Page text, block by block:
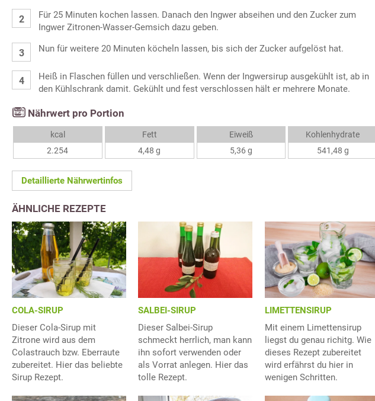
Für 25 Minuten kochen lassen. Danach den Ingwer abseihen und den Zucker zum
Ingwer Zitronen-Wasser-Gemsich dazu geben.
Nun für weitere 20 Minuten köcheln lassen, bis sich der Zucker aufgelöst hat.
Heiß in Flaschen füllen und verschließen. Wenn der Ingwersirup ausgekühlt ist, ab in
den Kühlschrank damit. Gekühlt und fest verschlossen hält er mehrere Monate.
Nährwert pro Portion
kcal
2.254
Fett
4,48 g
Eiweiß
5,36 g
Kohlenhydrate
541,48 g
Detaillierte Nährwertinfos
ÄHNLICHE REZEPTE
COLA-SIRUP
Dieser Cola-Sirup mit
Zitrone wird aus dem
Colastrauch bzw. Eberraute
zubereitet. Hier das beliebte
Sirup Rezept.
SALBEI-SIRUP
Dieser Salbei-Sirup
schmeckt herrlich, man kann
ihn sofort verwenden oder
als Vorrat anlegen. Hier das
tolle Rezept.
LIMETTENSIRUP
Mit einem Limettensirup
liegst du genau richitg. Wie
dieses Rezept zubereitet
wird erfährst du hier in
wenigen Schritten.